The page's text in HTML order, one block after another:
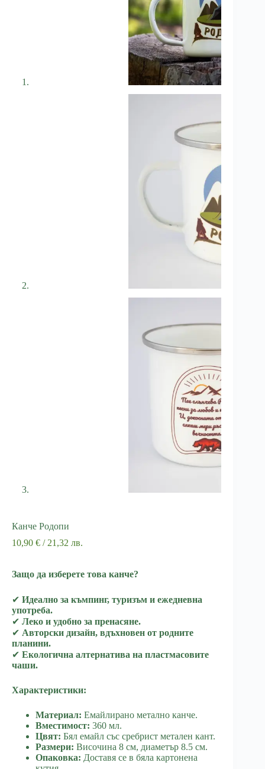
Канче Родопи
10,90 € / 21,32 лв.
Защо да изберете това канче?
✔ Идеално за къмпинг, туризъм и ежедневна
употреба.
✔ Леко и удобно за пренасяне.
✔ Авторски дизайн, вдъхновен от родните
планини.
✔ Екологична алтернатива на пластмасовите
чаши.
Характеристики:
Материал: Емайлирано метално канче.
Вместимост: 360 мл.
Цвят: Бял емайл със сребрист метален кант.
Размери: Височина 8 см, диаметър 8.5 см.
Опаковка: Доставя се в бяла картонена